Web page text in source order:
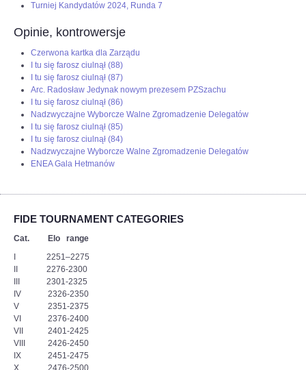
Turniej Kandydatów 2024, Runda 7
Opinie, kontrowersje
Czerwona kartka dla Zarządu
I tu się farosz ciulnął (88)
I tu się farosz ciulnął (87)
Arc. Radosław Jedynak nowym prezesem PZSzachu
I tu się farosz ciulnął (86)
Nadzwyczajne Wyborcze Walne Zgromadzenie Delegatów
I tu się farosz ciulnął (85)
I tu się farosz ciulnął (84)
Nadzwyczajne Wyborcze Walne Zgromadzenie Delegatów
ENEA Gala Hetmanów
FIDE TOURNAMENT CATEGORIES
Cat. Elo range
I 2251–2275
II 2276-2300
III 2301-2325
IV 2326-2350
V 2351-2375
VI 2376-2400
VII 2401-2425
VIII 2426-2450
IX 2451-2475
X 2476-2500